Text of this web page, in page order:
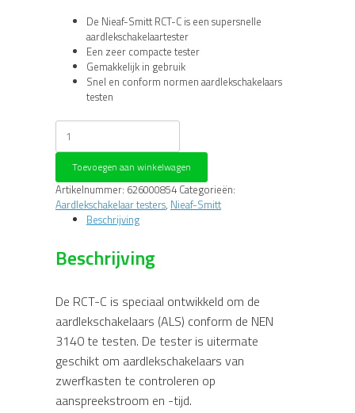
De Nieaf-Smitt RCT-C is een supersnelle
aardlekschakelaartester
Een zeer compacte tester
Gemakkelijk in gebruik
Snel en conform normen aardlekschakelaars
testen
Nieaf-
Smitt
RCT-
Aardlekschakelaartester
aantal
Toevoegen aan winkelwagen
Artikelnummer: 626000854 Categorieën:
Aardlekschakelaar testers, Nieaf-Smitt
Beschrijving
Beschrijving
De RCT-C is speciaal ontwikkeld om de
aardlekschakelaars (ALS) conform de NEN
3140 te testen. De tester is uitermate
geschikt om aardlekschakelaars van
zwerfkasten te controleren op
aanspreekstroom en -tijd.